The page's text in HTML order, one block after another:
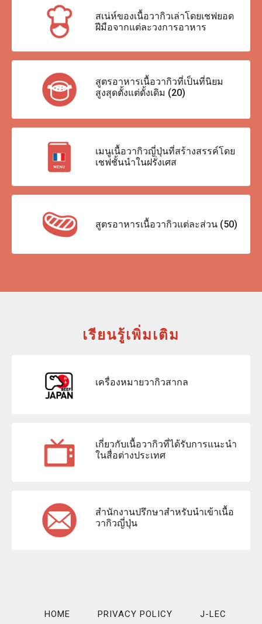
สเน่ห์ของเนื้อวากิวเล่าโดยเชฟยอด
ฝีมือจากแต่ละวงการอาหาร
สูตรอาหารเนื้อวากิวที่เป็นที่นิยม
สูงสุดตั้งแต่ดั้งเดิม (20)
เมนูเนื้อวากิวญี่ปุ่นที่สร้างสรรค์โดย
เชฟชั้นนำในฝรั่งเศส
สูตรอาหารเนื้อวากิวแต่ละส่วน (50)
เรียนรู้เพิ่มเติม
เครื่องหมายวากิวสากล
เกี่ยวกับเนื้อวากิวที่ได้รับการแนะนำ
ในสื่อต่างประเทศ
สำนักงานปรึกษาสำหรับนำเข้าเนื้อ
วากิวญี่ปุ่น
HOME PRIVACY POLICY J-LEC